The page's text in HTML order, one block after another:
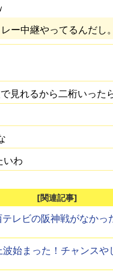
ー中継やってるんだし。
見れるから二桁いった
いわ
[関連記事]
レビの阪神戦がなかっ
始まった！チャンスや